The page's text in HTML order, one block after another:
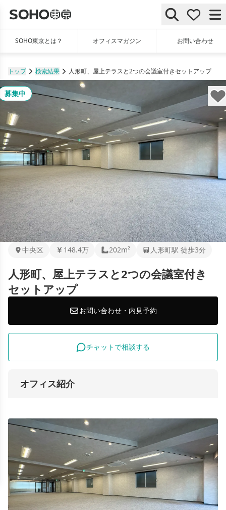
SOHO東京とは？ オフィスマガジン お問い合わせ
トップ 検索結果 人形町、屋上テラスと2つの会議室付きセットアップ
募集中
中央区 148.4万 202m² 人形町駅 徒歩3分
人形町、屋上テラスと2つの会議室付き
セットアップ
お問い合わせ・内見予約
チャットで相談する
オフィス紹介